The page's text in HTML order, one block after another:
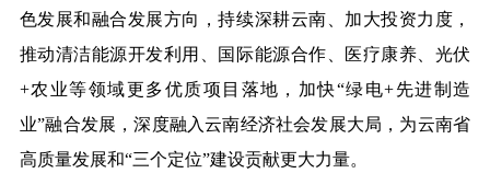
色发展和融合发展方向，持续深耕云南、加大投资力度，
推动清洁能源开发利用、国际能源合作、医疗康养、光伏
+农业等领域更多优质项目落地，加快“绿电+先进制造
业”融合发展，深度融入云南经济社会发展大局，为云南省
高质量发展和“三个定位”建设贡献更大力量。